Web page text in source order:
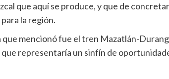
que aquí se produce, y que de
la región.
mencionó fue el tren Mazatlán-
que representaría un sinfín de